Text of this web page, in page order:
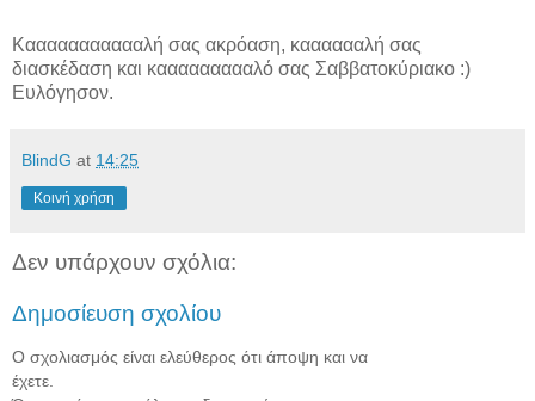
Καααααααααααλή σας ακρόαση, κααααααλή σας
διασκέδαση και καααααααααλό σας Σαββατοκύριακο :)
Ευλόγησον.
BlindG at 14:25
Κοινή χρήση
Δεν υπάρχουν σχόλια:
Δημοσίευση σχολίου
Ο σχολιασμός είναι ελεύθερος ότι άποψη και να
έχετε.